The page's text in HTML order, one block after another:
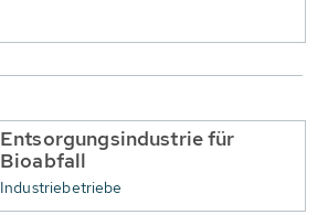
Entsorgungsindustrie für
Bioabfall
Industriebetriebe